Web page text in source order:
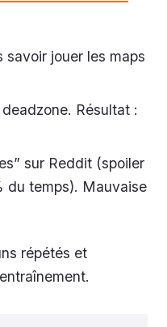
savoir jouer les maps
Résultat :
sur Reddit (spoiler
du temps). Mauvaise
répétés et